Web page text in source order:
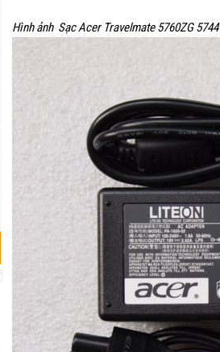
Hình ảnh Sạc Acer Travelmate 5760ZG 5744